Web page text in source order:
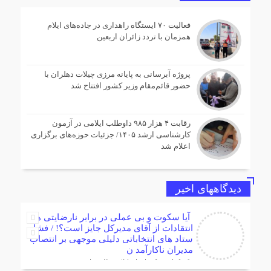
فعالیت ۷۰ ایستگاه راهداری در جاده‌های ایلام
همزمان با تردد زائران اربعین
پروژه آبرسانی به پایانه مرزی چیلات دهلران با
حضور قائم‌مقام وزیر کشور افتتاح شد
رقابت ۴ هزار ۹۸۵ داوطلب ایلامی در آزمون
کارشناسی ارشد ۱۴۰۵/ جزئیات حوزه‌های برگزاری
اعلام شد
دیدگاههای اخیر
آیا سکوت و بی عملی در برابر نارضایتی ها و
انتقادات از آقای مدیرکل جایز است؟! / فشار
ستاد های انتخاباتی دلیلی موجهی بر انتصاب
مدیران ناکارآمد ن
[…] دامپزشکی استان ایلام مطلبی را در